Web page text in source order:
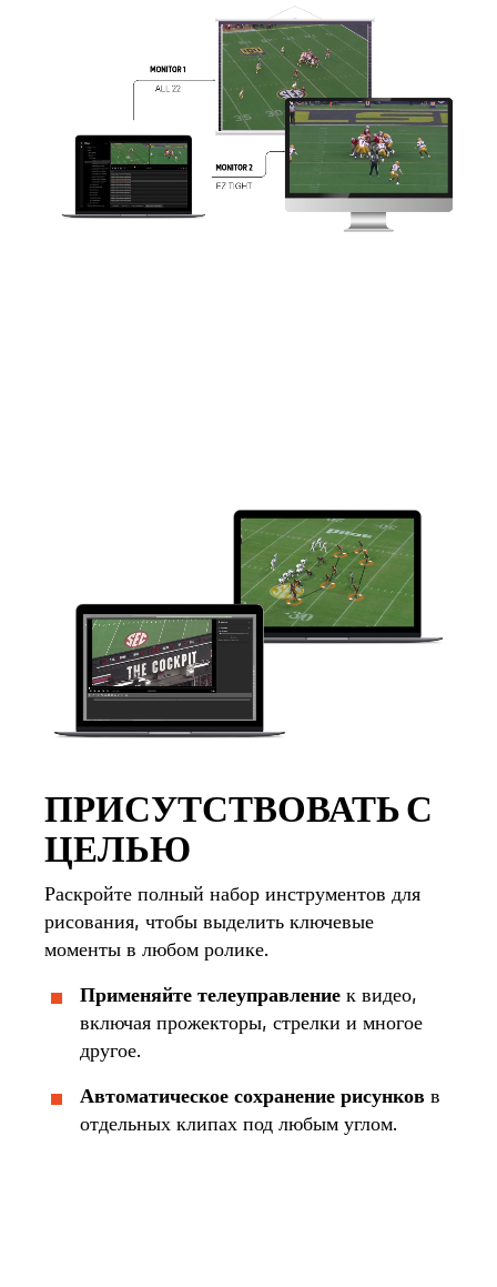
ПРИСУТСТВОВАТЬ С
ЦЕЛЬЮ
Раскройте полный набор инструментов для
рисования, чтобы выделить ключевые
моменты в любом ролике.
Применяйте телеуправление к видео,
включая прожекторы, стрелки и многое
другое.
Автоматическое сохранение рисунков в
отдельных клипах под любым углом.